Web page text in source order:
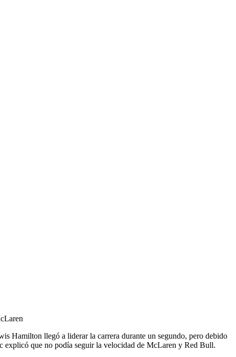
Hamilton llegó a liderar la carrera durante un segundo, pero debido
explicó que no podía seguir la velocidad de McLaren y Red Bull.